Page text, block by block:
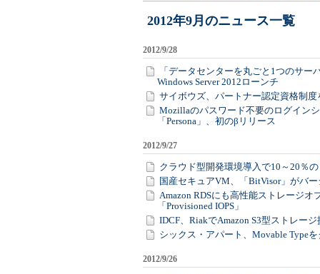
2012年9月のニュース一覧
2012/9/28
「データセンターを丸ごと1つのサー
Windows Server 2012ローンチ
サイボウズ、パートナー認定資格制度
Mozillaのパスワード不要のログイン
「Persona」、初のβリリース
2012/9/27
クラウド型開発環境導入で10～20％
国産セキュアVM、「BitVisor」がバ
Amazon RDSにも高性能ストレージオ
「Provisioned IOPS」
IDCF、RiakでAmazon S3型ストレージ
シックス・アパート、Movable Type
2012/9/26